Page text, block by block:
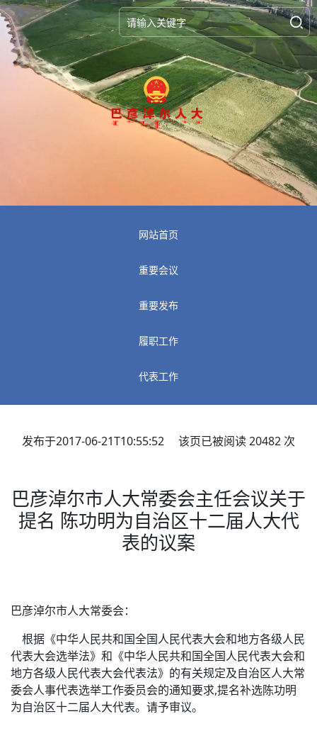
网站首页
重要会议
重要发布
履职工作
代表工作
发布于2017-06-21T10:55:52 该页已被阅读20482 次
巴彦淖尔市人大常委会主任会议关于
提名 陈功明为自治区十二届人大代
表的议案
巴彦淖尔市人大常委会：
根据《中华人民共和国全国人民代表大会和地方各级人民
代表大会选举法》和《中华人民共和国全国人民代表大会和
地方各级人民代表大会代表法》的有关规定及自治区人大常
委会人事代表选举工作委员会的通知要求,提名补选陈功明
为自治区十二届人大代表。请予审议。